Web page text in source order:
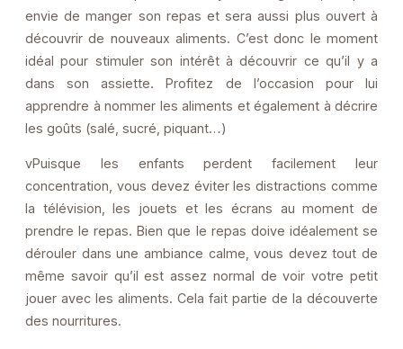
envie de manger son repas et sera aussi plus ouvert à
découvrir de nouveaux aliments. C’est donc le moment
idéal pour stimuler son intérêt à découvrir ce qu’il y a
dans son assiette. Profitez de l’occasion pour lui
apprendre à nommer les aliments et également à décrire
les goûts (salé, sucré, piquant…)
vPuisque les enfants perdent facilement leur
concentration, vous devez éviter les distractions comme
la télévision, les jouets et les écrans au moment de
prendre le repas. Bien que le repas doive idéalement se
dérouler dans une ambiance calme, vous devez tout de
même savoir qu’il est assez normal de voir votre petit
jouer avec les aliments. Cela fait partie de la découverte
des nourritures.